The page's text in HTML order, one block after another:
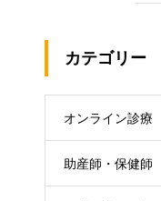
カテゴリー
オンライン診療
助産師・保健師